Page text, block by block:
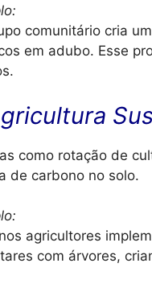
comunitário cria
em adubo. Esse
como rotação de
de carbono no solo.
agricultores
com árvores,